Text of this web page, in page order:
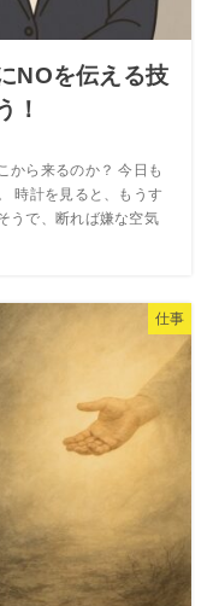
NOを伝える技
！
から来るのか？ 今日も
時計を見ると、もうす
うで、断れば嫌な空気
仕事